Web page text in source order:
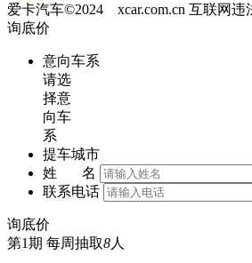
爱卡汽车©2024 xcar.com.cn 互联网违
询底价
意向车系
请选
择意
向车
系
提车城市
姓 名
联系电话
询底价
第1期 每周抽取8人